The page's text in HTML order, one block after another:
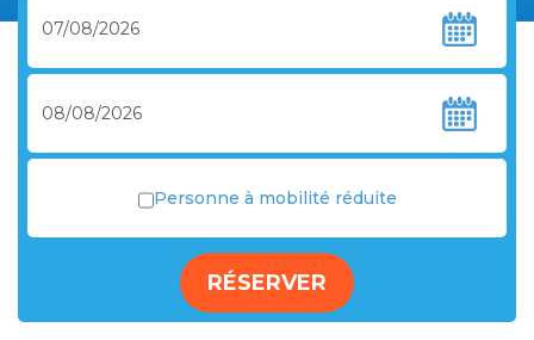
Personne à mobilité réduite
RÉSERVER